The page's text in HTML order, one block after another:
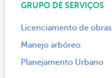
GRUPO DE SERVIÇOS
Licenciamento de obras
Manejo arbóreo
Planejamento Urbano